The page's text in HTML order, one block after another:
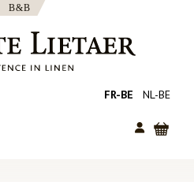
FR-BE NL-BE